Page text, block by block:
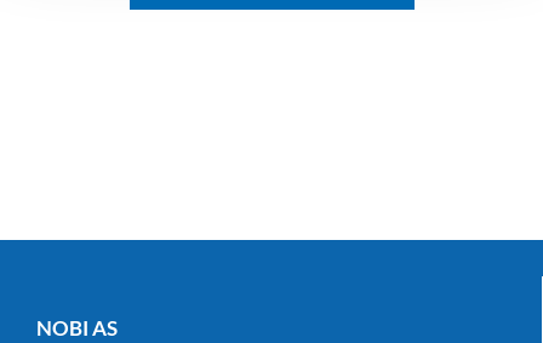
NOBI AS